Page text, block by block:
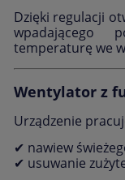
Dzięki regulacji
wpadającego
temperaturę we
Wentylator z
Urządzenie
✔ nawiew
✔ usuwanie